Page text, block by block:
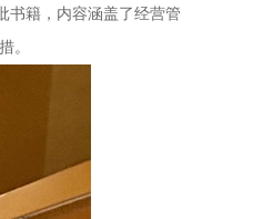
籍，内容涵盖了经营管
。